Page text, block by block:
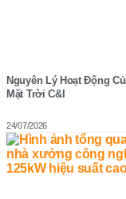
Nguyên Lý Hoạt Động
Mặt Trời C&I
24/07/2026